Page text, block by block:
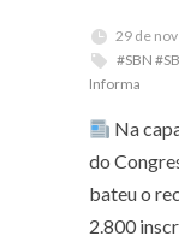
29 de
#SBN
Informa
Na
do
bateu o
2.800